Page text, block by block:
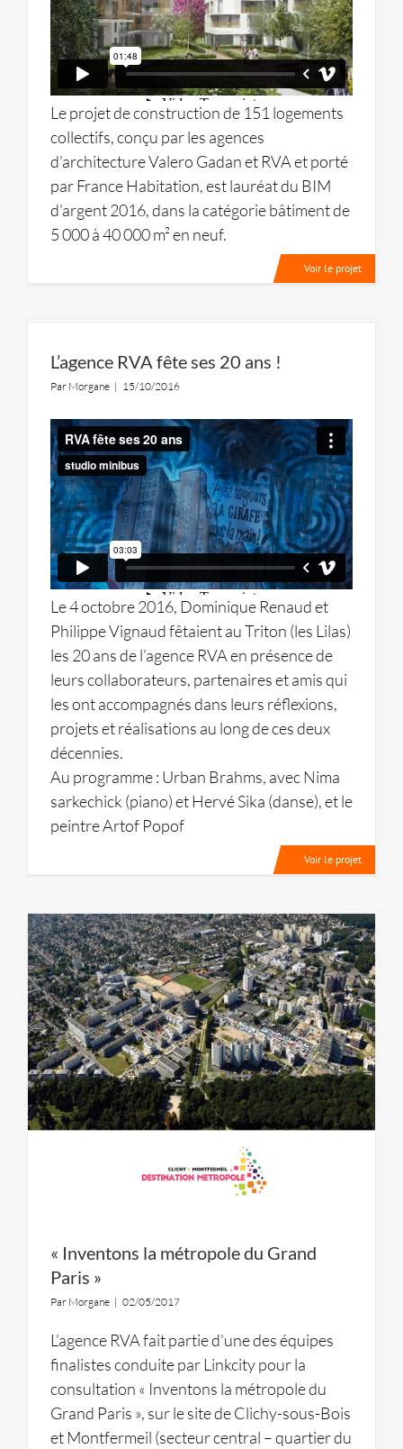
Le projet de construction de 151 logements
collectifs, conçu par les agences
d’architecture Valero Gadan et RVA et porté
par France Habitation, est lauréat du BIM
d’argent 2016, dans la catégorie bâtiment de
5 000 à 40 000 m² en neuf.
Voir le projet
L’agence RVA fête ses 20 ans !
Par Morgane | 15/10/2016
Le 4 octobre 2016, Dominique Renaud et
Philippe Vignaud fêtaient au Triton (les Lilas)
les 20 ans de l’agence RVA en présence de
leurs collaborateurs, partenaires et amis qui
les ont accompagnés dans leurs réflexions,
projets et réalisations au long de ces deux
décennies.
Au programme : Urban Brahms, avec Nima
sarkechick (piano) et Hervé Sika (danse), et le
peintre Artof Popof
Voir le projet
« Inventons la métropole du Grand
Paris »
Par Morgane | 02/05/2017
L’agence RVA fait partie d’une des équipes
finalistes conduite par Linkcity pour la
consultation « Inventons la métropole du
Grand Paris », sur le site de Clichy-sous-Bois
et Montfermeil (secteur central – quartier du